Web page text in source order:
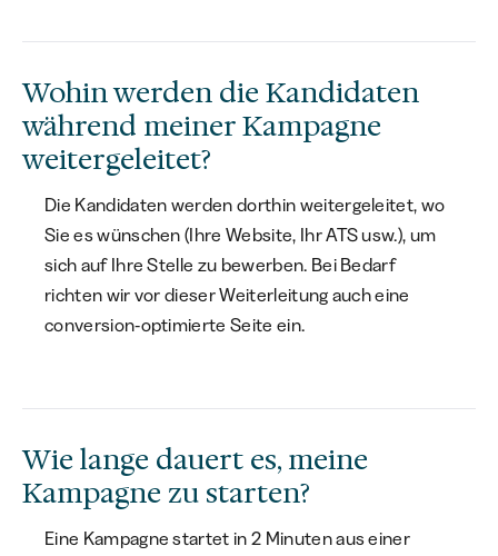
Wohin werden die Kandidaten
während meiner Kampagne
weitergeleitet?
Die Kandidaten werden dorthin weitergeleitet, wo
Sie es wünschen (Ihre Website, Ihr ATS usw.), um
sich auf Ihre Stelle zu bewerben. Bei Bedarf
richten wir vor dieser Weiterleitung auch eine
conversion-optimierte Seite ein.
Wie lange dauert es, meine
Kampagne zu starten?
Eine Kampagne startet in 2 Minuten aus einer